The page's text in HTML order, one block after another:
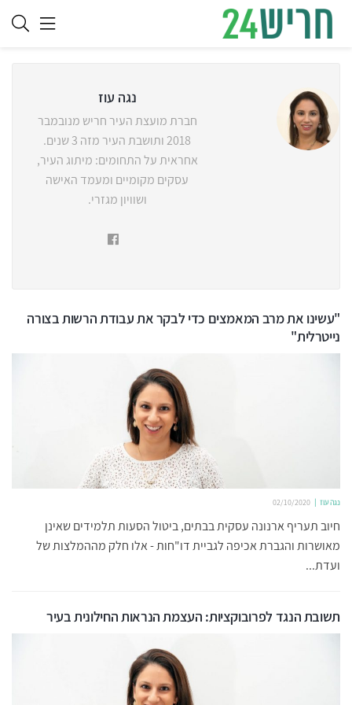
נגה עוז
חברת מועצת העיר חריש מנובמבר
2018 ותושבת העיר מזה 3 שנים.
אחראית על התחומים: מיתוג העיר,
עסקים מקומיים ומעמד האישה
ושוויון מגזרי.
"עשינו את מרב המאמצים כדי לבקר את עבודת הרשות בצורה
נייטרלית"
נגה עוז 02/10/2020
חיוב תעריף ארנונה עסקית בבתים, ביטול הסעות תלמידים שאינן
מאושרות והגברת אכיפה לגביית דו"חות - אלו חלק מההמלצות של
ועדת...
תשובת הנגד לפרובוקציות: העצמת הנראות החילונית בעיר